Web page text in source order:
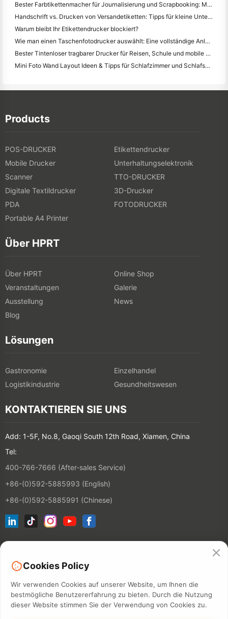
Bester Farbtikettenmacher für Journalisierung und Scrapbooking: Mehr Farbe auf jeder Seite hinzufügen
Handschrift vs. Drucken von Versandetiketten: Tipps für kleine Unternehmen im Jahr 2026
Warum bleibt Ihr Etikettendrucker blockiert?
Wie man einen Taschenfotodrucker auswählt: Eine vollständige Anleitung für Journalisten, Reisende und iPhone-Benutzer
Bester Tintenloser tragbarer Drucker für Reisen, Schule und mobile Arbeit: Hanin MT620 Pro Review
Mini Foto Wand Layout Ideen & Tipps für Schlafzimmer und Schlafsaal Dekoration
Products
POS-DRUCKER
Etikettendrucker
Mobile Drucker
Unterhaltungselektronik
Scanner
TTO-DRUCKER
Digitale Textildrucker
3D-Drucker
PDA
FOTODRUCKER
Portable A4 Printer
Über HPRT
Über HPRT
Online Shop
Veranstaltungen
Galerie
Ausstellung
News
Blog
Lösungen
Gastronomie
Einzelhandel
Logistikindustrie
Gesundheitswesen
KONTAKTIEREN SIE UNS
Add: 1-5F, No.8, Gaoqi South 12th Road, Xiamen, China
Tel:
400-766-7666 (After-sales Service)
+86-(0)592-5885993 (English)
+86-(0)592-5885991 (Chinese)
Cookies Policy
Wir verwenden Cookies auf unserer Website, um Ihnen die
bestmögliche Benutzererfahrung zu bieten. Durch die Nutzung
dieser Website stimmen Sie der Verwendung von Cookies zu.